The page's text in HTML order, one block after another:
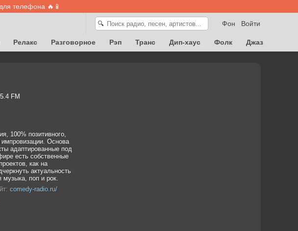
телефона 🔥📱
Войти
Фон
🔍
Релакс Разговорное Рэп Транс Дип-хаус Фолк
Джаз
FM
100% позитивного,
Основа
адаптированные под
есть собственные
как на
актуальность
музыка, поп и рок.
comedy-radio.ru/